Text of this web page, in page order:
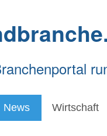
News Wirtschaft